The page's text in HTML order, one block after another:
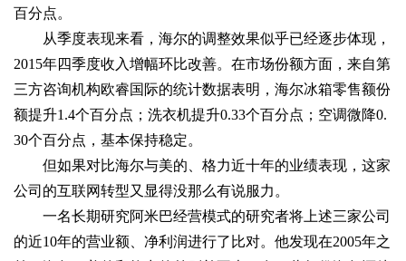
百分点。
从季度表现来看，海尔的调整效果似乎已经逐步体现，
2015年四季度收入增幅环比改善。在市场份额方面，来自第
三方咨询机构欧睿国际的统计数据表明，海尔冰箱零售额份
额提升1.4个百分点；洗衣机提升0.33个百分点；空调微降0.
30个百分点，基本保持稳定。
但如果对比海尔与美的、格力近十年的业绩表现，这家
公司的互联网转型又显得没那么有说服力。
一名长期研究阿米巴经营模式的研究者将上述三家公司
的近10年的营业额、净利润进行了比对。他发现在2005年之